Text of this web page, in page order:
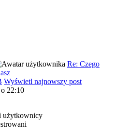
Re: Czego
Wyświetl najnowszy post
22:10
użytkownicy